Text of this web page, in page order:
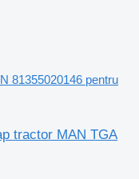
81355020146 pentru
tractor MAN TGA